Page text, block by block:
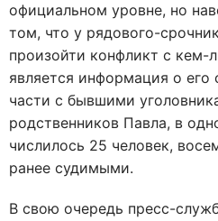
официальном уровне, но
том, что у рядового-
произойти конфликт с кем-
является информация о его
части с бывшими
родственников Павла, в
числилось 25 человек,
ранее судимыми.
В свою очередь пресс-